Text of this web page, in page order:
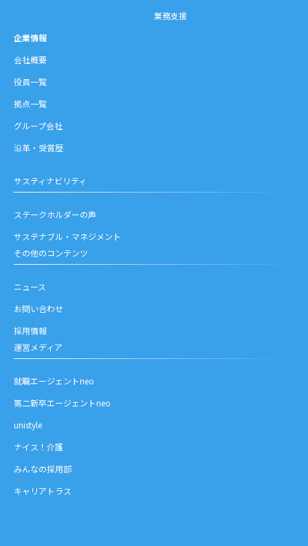
業務支援
企業情報
会社概要
役員一覧
拠点一覧
グループ会社
沿革・受賞歴
サスティナビリティ
ステークホルダーの声
サステナブル・マネジメント
その他のコンテンツ
ニュース
お問い合わせ
採用情報
運営メディア
就職エージェントneo
第二新卒エージェントneo
unistyle
ナイス！介護
みんなの採用部
キャリアトラス